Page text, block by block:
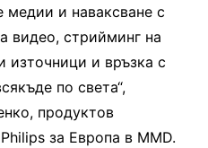
медии и наваксване с
видео, стрийминг на
източници и връзка с
по света“,
продуктов
за Европа в MMD.